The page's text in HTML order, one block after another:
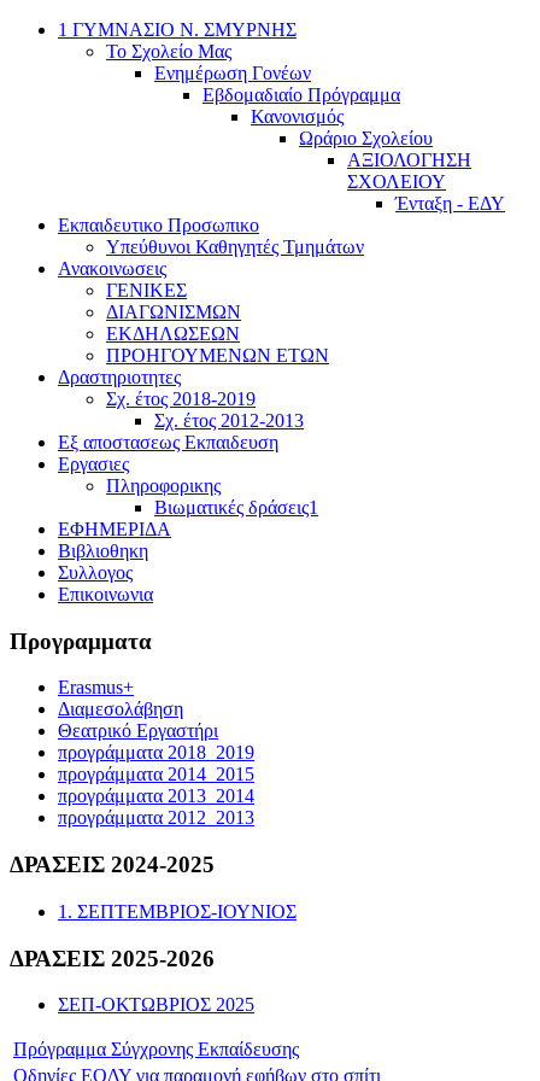
1 ΓΥΜΝΑΣΙΟ Ν. ΣΜΥΡΝΗΣ
Το Σχολείο Μας
Ενημέρωση Γονέων
Εβδομαδιαίο Πρόγραμμα
Κανονισμός
Ωράριο Σχολείου
ΑΞΙΟΛΟΓΗΣΗ
ΣΧΟΛΕΙΟΥ
Ένταξη - ΕΔΥ
Εκπαιδευτικο Προσωπικο
Υπεύθυνοι Καθηγητές Τμημάτων
Ανακοινωσεις
ΓΕΝΙΚΕΣ
ΔΙΑΓΩΝΙΣΜΩΝ
ΕΚΔΗΛΩΣΕΩΝ
ΠΡΟΗΓΟΥΜΕΝΩΝ ΕΤΩΝ
Δραστηριοτητες
Σχ. έτος 2018-2019
Σχ. έτος 2012-2013
Εξ αποστασεως Εκπαιδευση
Εργασιες
Πληροφορικης
Βιωματικές δράσεις1
ΕΦΗΜΕΡΙΔΑ
Βιβλιοθηκη
Συλλογος
Επικοινωνια
Προγραμματα
Erasmus+
Διαμεσολάβηση
Θεατρικό Εργαστήρι
προγράμματα 2018_2019
προγράμματα 2014_2015
προγράμματα 2013_2014
προγράμματα 2012_2013
ΔΡΑΣΕΙΣ 2024-2025
1. ΣΕΠΤΕΜΒΡΙΟΣ-ΙΟΥΝΙΟΣ
ΔΡΑΣΕΙΣ 2025-2026
ΣΕΠ-ΟΚΤΩΒΡΙΟΣ 2025
Πρόγραμμα Σύγχρονης Εκπαίδευσης
Οδηγίες ΕΟΔΥ για παραμονή εφήβων στο σπίτι